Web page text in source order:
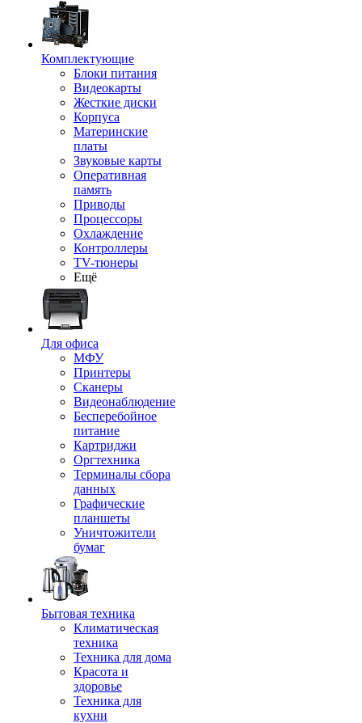
Комплектующие
Блоки питания
Видеокарты
Жесткие диски
Корпуса
Материнские
платы
Звуковые карты
Оперативная
память
Приводы
Процессоры
Охлаждение
Контроллеры
TV-тюнеры
Ещё
Для офиса
МФУ
Принтеры
Сканеры
Видеонаблюдение
Бесперебойное
питание
Картриджи
Оргтехника
Терминалы сбора
данных
Графические
планшеты
Уничтожители
бумаг
Бытовая техника
Климатическая
техника
Техника для дома
Красота и
здоровье
Техника для
кухни